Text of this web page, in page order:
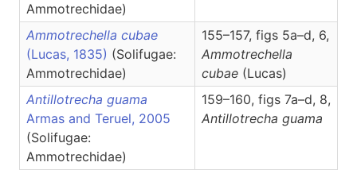
Ammotrechidae)
Ammotrechella cubae
(Lucas, 1835) (Solifugae:
Ammotrechidae)
155–157, figs 5a–d, 6,
Ammotrechella
cubae (Lucas)
Antillotrecha guama
Armas and Teruel, 2005
(Solifugae:
Ammotrechidae)
159–160, figs 7a–d, 8,
Antillotrecha guama